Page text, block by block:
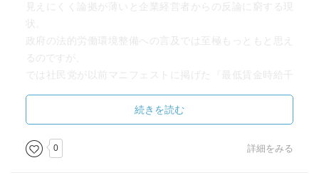
見えにくく論拠が薄いと企業経営者からの反論に窮する現
状。
政府の法的労働環境整備への言及では至極もっともと思え
るのですが、
では社民党が以前マニフェストに掲げた『最低賃金時給千
労働価値説と効用価値説（これらは本書では取り上げてい
ない）の趨勢と今後の方途がカギになっているのではいか
と感じました。
なかなか面白い本でした！
続きを読む
0 詳細をみる